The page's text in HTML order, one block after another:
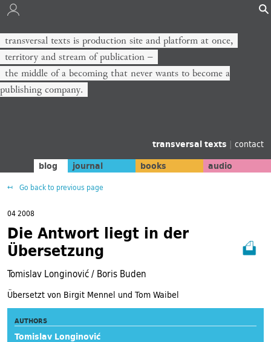
transversal texts is production site and platform at once,
territory and stream of publication −
the middle of a becoming that never wants to become a
publishing company.
transversal texts | contact
blog journal books audio
Go back to previous page
04 2008
Die Antwort liegt in der
Übersetzung
Tomislav Longinović / Boris Buden
Übersetzt von Birgit Mennel und Tom Waibel
AUTHORS
Tomislav Longinović